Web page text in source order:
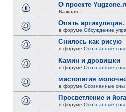
О проекте
Важная
Опять артикуляция.
в форуме Обсуждение
Снилось как рисую
в форуме Осознанные сны
Камин и дровишки
в форуме Осознанные сны
мастопатия
в форуме Осознанные сны
Просветление и
в форуме Осознанные сны